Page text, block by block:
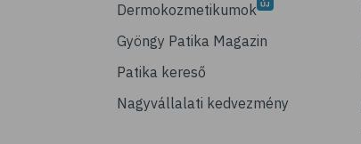
Dermokozmetikumok
Gyöngy Patika Magazin
Patika kereső
Nagyvállalati kedvezmény